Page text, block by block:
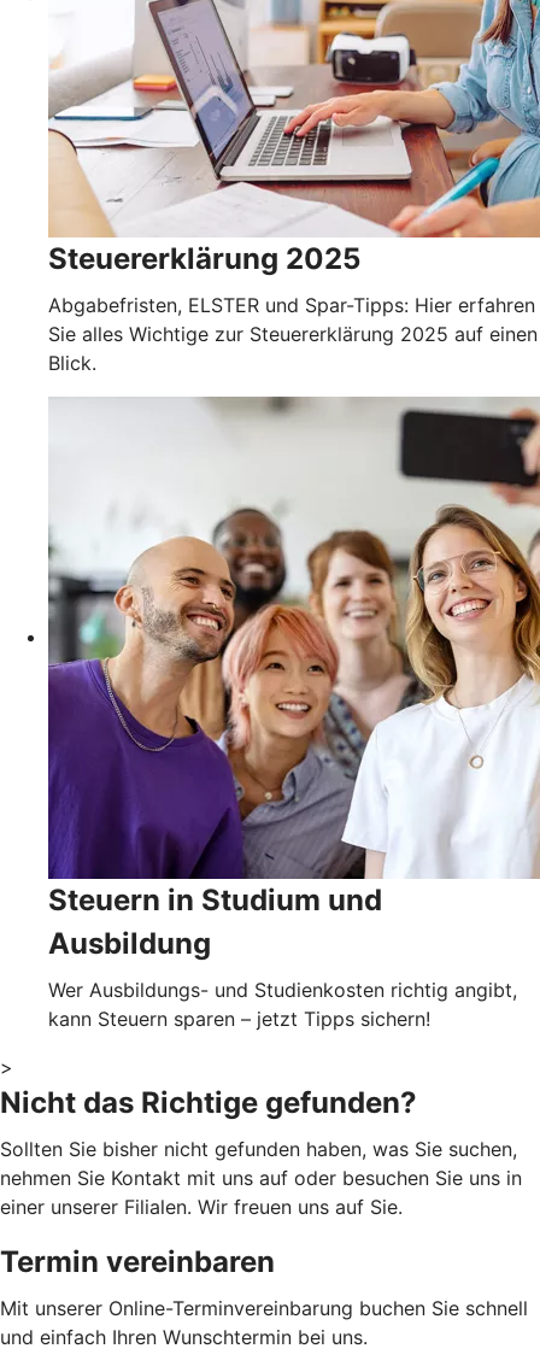
Steuererklärung 2025
Abgabefristen, ELSTER und Spar-Tipps: Hier erfahren
Sie alles Wichtige zur Steuererklärung 2025 auf einen
Blick.
Steuern in Studium und
Ausbildung
Wer Ausbildungs- und Studienkosten richtig angibt,
kann Steuern sparen – jetzt Tipps sichern!
>
Nicht das Richtige gefunden?
Sollten Sie bisher nicht gefunden haben, was Sie suchen,
nehmen Sie Kontakt mit uns auf oder besuchen Sie uns in
einer unserer Filialen. Wir freuen uns auf Sie.
Termin vereinbaren
Mit unserer Online-Terminvereinbarung buchen Sie schnell
und einfach Ihren Wunschtermin bei uns.